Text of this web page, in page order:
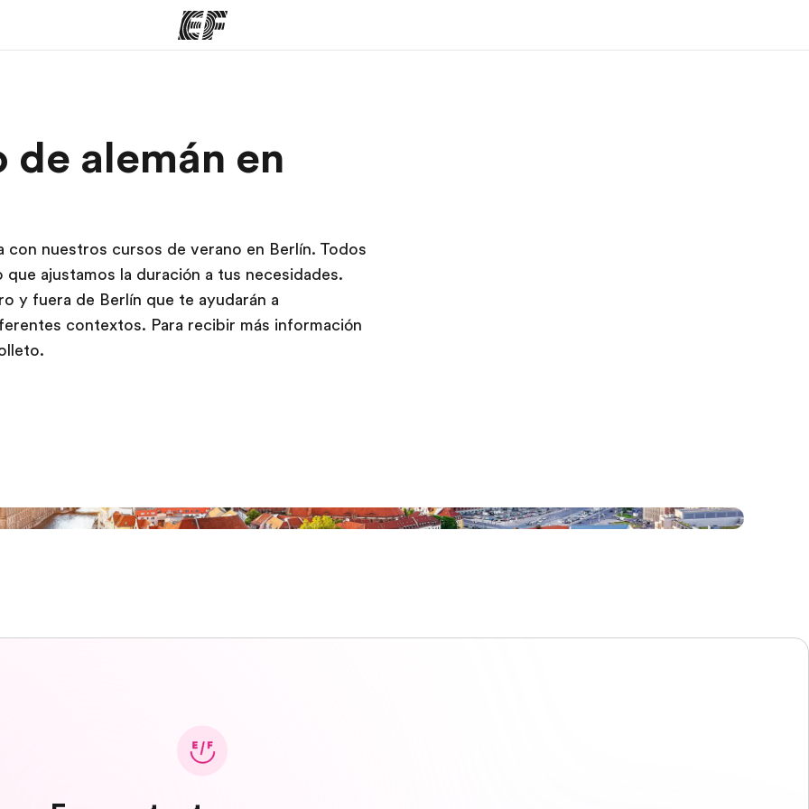
hacemos Encuentra una oficina
de alemán en
nuestros cursos de verano en Berlín. Todos
ajustamos la duración a tus necesidades.
y fuera de Berlín que te ayudarán a
contextos. Para recibir más información